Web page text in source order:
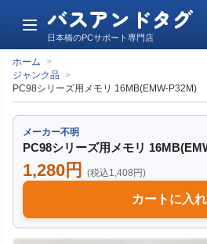
メ
ュ
ー
バスアンドタグ
日本橋のPCサポート専門店
ホーム >
ジャンク品 >
PC98シリーズ用メモリ 16MB(EMW-P32M)
メーカー不明
PC98シリーズ用メモリ
1,280円 (税込1,408円)
カートに入